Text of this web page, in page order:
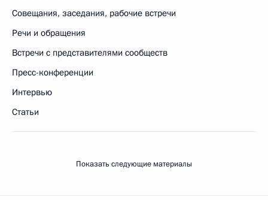
Совещания, заседания, рабочие встречи
Речи и обращения
Встречи с представителями сообществ
Пресс-конференции
Интервью
Статьи
Показать следующие материалы